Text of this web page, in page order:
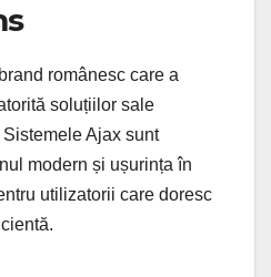
românesc care a
soluțiilor sale
Ajax sunt
modern și ușurința în
utilizatorii care doresc